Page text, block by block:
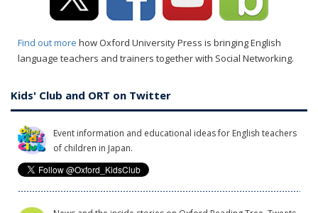
Find out more how Oxford University Press is bringing English
language teachers and trainers together with Social Networking.
Kids' Club and ORT on Twitter
Event information and educational ideas for English teachers
of children in Japan.